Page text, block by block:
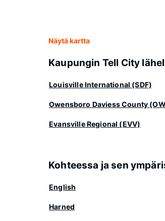
Näytä kartta
Kaupungin Tell City
Louisville International (SDF)
Owensboro Daviess County
Evansville Regional (EVV)
Kohteessa ja sen
English
Harned